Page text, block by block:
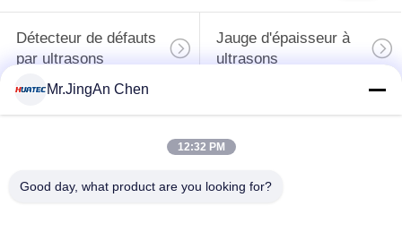
Détecteur de défauts
par ultrasons
Jauge d'épaisseur à
ultrasons
Jauge d'épaisseur de
X-Ray de recherche
Chenilles de
Mr.JingAn Chen
12:32 PM
Good day, what product are you looking for?